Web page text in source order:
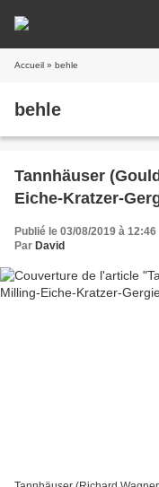
Accueil » behle
behle
Tannhäuser
Eiche-Kratzer-
Publié le 03/08/2019 à 12:46
Par David